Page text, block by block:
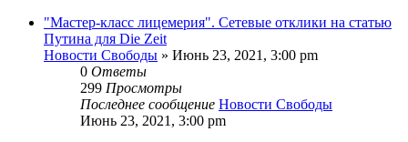
"Мастер-класс лицемерия". Сетевые отклики на статью
Путина для Die Zeit
Новости Свободы » Июнь 23, 2021, 3:00 pm
0 Ответы
299 Просмотры
Последнее сообщение Новости Свободы
Июнь 23, 2021, 3:00 pm